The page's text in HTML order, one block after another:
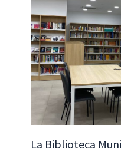
La Biblioteca